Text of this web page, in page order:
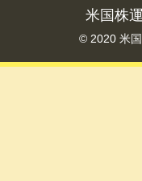
米国株
© 2020 米